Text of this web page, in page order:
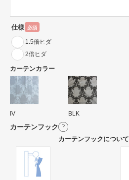
仕様 必須
1.5倍ヒダ
2倍ヒダ
カーテンカラー
IV BLK
カーテンフック
カーテンフックについて